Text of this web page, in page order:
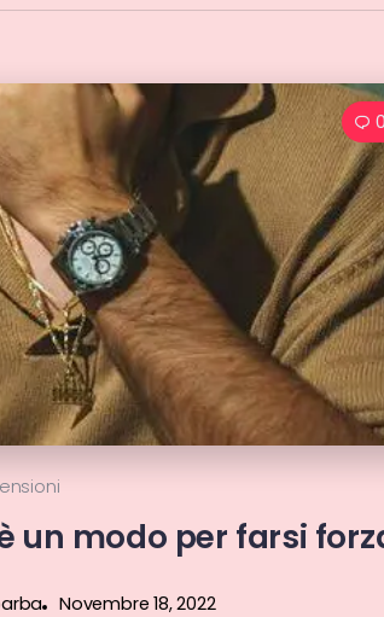
0
un modo per farsi
Novembre 18, 2022